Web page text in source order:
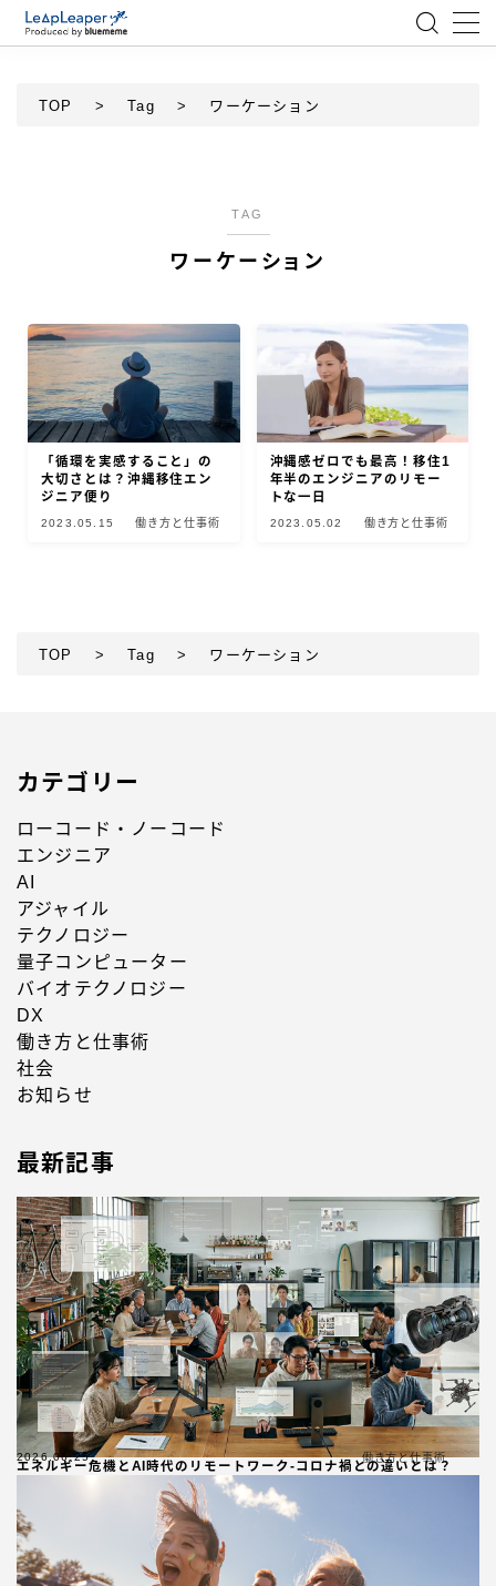
アジャイル
テクノロジー
BlueMeme
TOP > Tag > ワーケーション
TAG
ワーケーション
「循環を実感すること」の
大切さとは？沖縄移住エン
ジニア便り
2023.05.15 働き方と仕事術
沖縄感ゼロでも最高！移住1
年半のエンジニアのリモー
トな一日
2023.05.02 働き方と仕事術
TOP > Tag > ワーケーション
カテゴリー
ローコード・ノーコード
エンジニア
AI
アジャイル
テクノロジー
量子コンピューター
バイオテクノロジー
DX
働き方と仕事術
社会
お知らせ
最新記事
エネルギー危機とAI時代のリモートワーク-コロナ禍との違いとは？
2026.06.25 働き方と仕事術